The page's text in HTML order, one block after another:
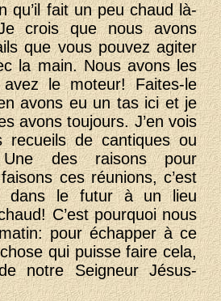
qu’il fait un peu chaud là-
crois que nous avons
que vous pouvez agiter
la main. Nous avons les
le moteur! Faites-le
avons eu un tas ici et je
avons toujours. J’en vois
recueils de cantiques ou
des raisons pour
ces réunions, c’est
dans le futur à un lieu
C’est pourquoi nous
pour échapper à ce
qui puisse faire cela,
notre Seigneur Jésus-